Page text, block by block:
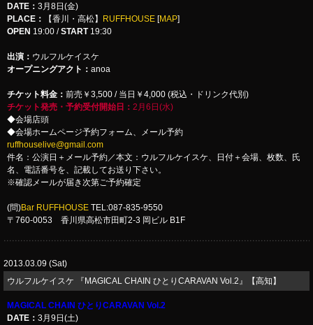
DATE ： 3月8日(金)
PLACE ： 【香川・高松】 RUFFHOUSE [MAP]
OPEN 19:00 /START19:30
出演： ウルフルケイスケ
オープニングアクト： anoa
チケット料金： 前売￥3,500 / 当日￥4,000 (税込・ドリンク代別)
チケット発売・予約受付開始日： 2月6日(水)
◆会場店頭
◆会場ホームページ予約フォーム、メール予約
ruffhouselive@gmail.com
件名：公演日＋メール予約／本文：ウルフルケイスケ、日付＋会場、枚数、氏
名、電話番号を、記載してお送り下さい。
※確認メールが届き次第ご予約確定
(問)Bar RUFFHOUSE TEL:087-835-9550
〒760-0053 香川県高松市田町2-3 岡ビル B1F
2013.03.09 (Sat)
ウルフルケイスケ 『MAGICAL CHAIN ひとりCARAVAN Vol.2』【高知】
MAGICAL CHAIN ひとりCARAVAN Vol.2
DATE： 3月9日(土)